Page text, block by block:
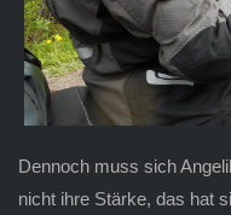
Dennoch muss sich
nicht ihre Stärke, das hat